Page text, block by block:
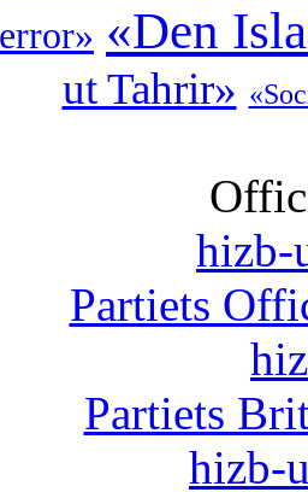
«Den
ut Tahrir»
hizb-
Partiets
Partiets
hizb-